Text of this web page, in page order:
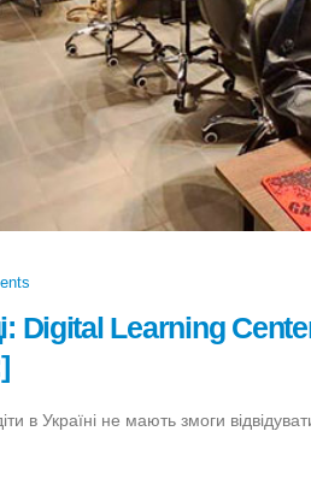
Digital Learning
в Україні не мають змоги